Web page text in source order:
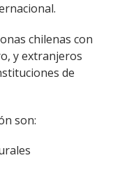
chilenas con
y extranjeros
de
son: